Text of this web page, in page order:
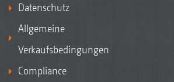
Datenschutz
Allgemeine
Verkaufsbedingungen
Compliance